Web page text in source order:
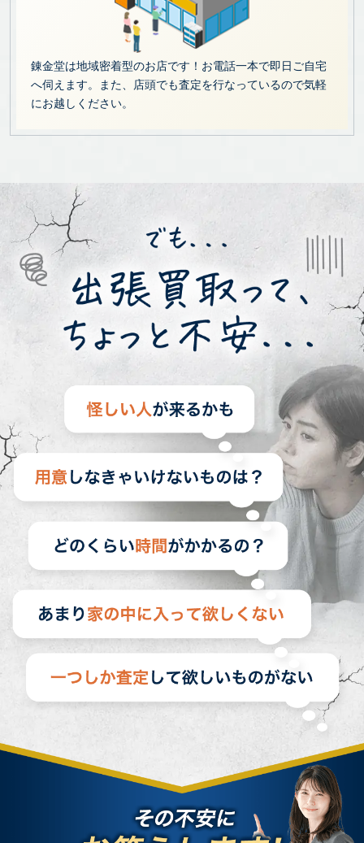
錬金堂は地域密着型のお店です！お電話一本で即日ご自宅
へ伺えます。また、店頭でも査定を行なっているので気軽
にお越しください。